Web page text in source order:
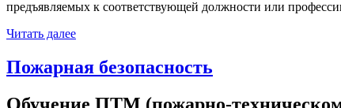
предъявляемых к соответствующей должности или
Читать далее
Пожарная безопасность
Обучение ПТМ (пожарно-